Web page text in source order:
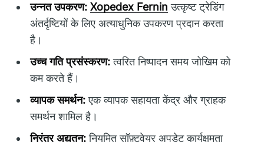
उन्नत उपकरण: Xopedex Fernin उत्कृष्ट ट्रेडिंग
अंतर्दृष्टियों के लिए अत्याधुनिक उपकरण प्रदान करता
है।
उच्च गति प्रसंस्करण:त्वरित निष्पादन समय जोखिम को
कम करते हैं।
व्यापक समर्थन:एक व्यापक सहायता केंद्र और ग्राहक
समर्थन शामिल है।
निरंतर अद्यतन:नियमित सॉफ़्टवेयर अपडेट कार्यक्षमता